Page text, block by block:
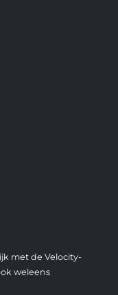
met de Velocity-
weleens